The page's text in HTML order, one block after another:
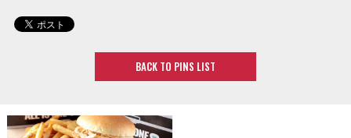
BACK TO PINS LIST